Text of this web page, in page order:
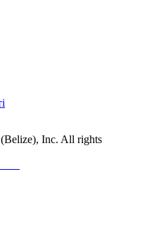
Inc. All rights